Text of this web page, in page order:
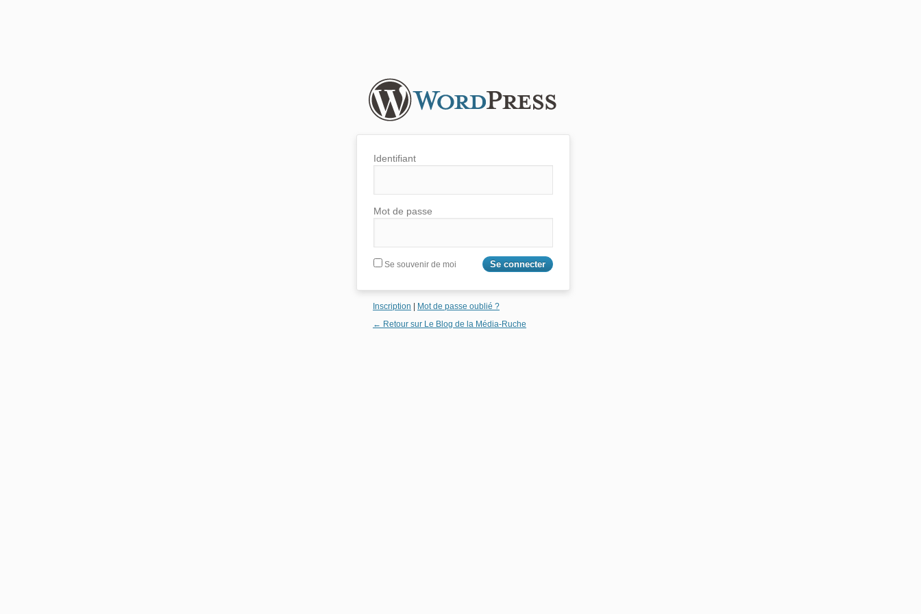
Identifiant
Mot de passe
Se souvenir de moi
Inscription
Mot de passe oublié ?
← Retour sur Le Blog de la Média-Ruche